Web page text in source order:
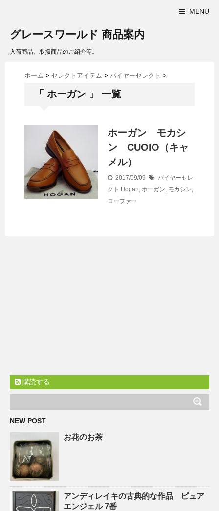
MENU
グレースワールド 商品案内
入荷商品、取扱商品のご紹介等。
ホーム > セレクトアイテム > バイヤーセレクト >
「 ホーガン 」 一覧
ホーガン モカシ
ン CUOIO（キャ
メル）
2017/09/09
バイヤーセレ
クト Hogan, ホーガン, モカシン,
ローファー
購読する
NEW POST
お花のお茶
アンディレイキの古典的な作品 ピュア
エンジェル 7番